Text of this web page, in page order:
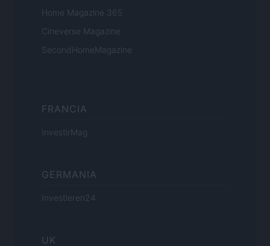
Home Magazine 365
Cineverse Magazine
SecondHomeMagazine
FRANCIA
InvestirMag
GERMANIA
Investieren24
UK